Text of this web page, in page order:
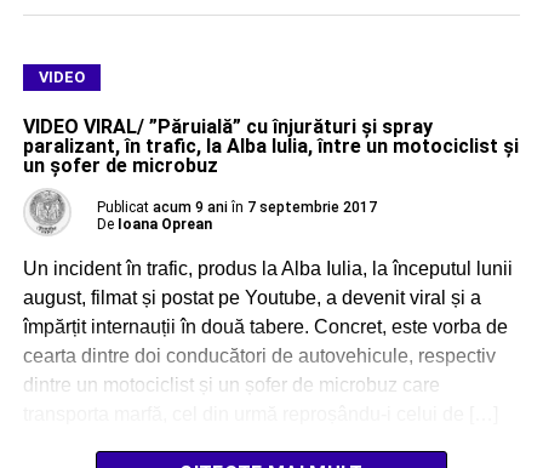
VIDEO
VIDEO VIRAL/ ”Păruială” cu înjurături și spray
paralizant, în trafic, la Alba Iulia, între un motociclist și
un șofer de microbuz
Publicat acum 9 ani în 7 septembrie 2017
De Ioana Oprean
Un incident în trafic, produs la Alba Iulia, la începutul lunii
august, filmat și postat pe Youtube, a devenit viral și a
împărțit internauții în două tabere. Concret, este vorba de
cearta dintre doi conducători de autovehicule, respectiv
dintre un motociclist și un șofer de microbuz care